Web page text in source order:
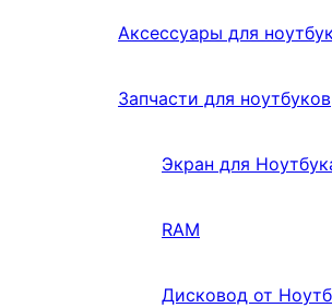
Аксессуары для
Запчасти для ноутбуков
Экран для
RAM
Дисковод от